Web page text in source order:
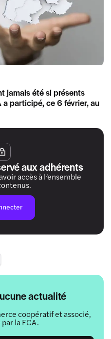
actualité
coopératif et associé,
la FCA.
jamais été si présents
participé, ce 6 février, au
aux adhérents
accès à l’ensemble